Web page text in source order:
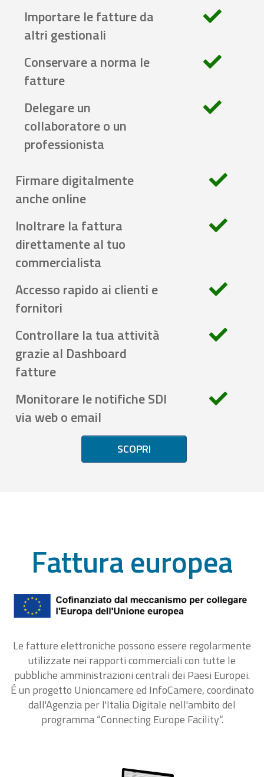
Importare le fatture da
altri gestionali
Conservare a norma le
fatture
Delegare un
collaboratore o un
professionista
Firmare digitalmente
anche online
Inoltrare la fattura
direttamente al tuo
commercialista
Accesso rapido ai clienti e
fornitori
Controllare la tua attività
grazie al Dashboard
fatture
Monitorare le notifiche SDI
via web o email
SCOPRI
Fattura europea
Le fatture elettroniche possono essere regolarmente
utilizzate nei rapporti commerciali con tutte le
pubbliche amministrazioni centrali dei Paesi Europei.
É un progetto Unioncamere ed InfoCamere, coordinato
dall'Agenzia per l'Italia Digitale nell'ambito del
programma “Connecting Europe Facility“.